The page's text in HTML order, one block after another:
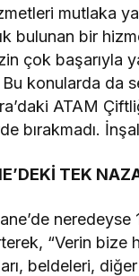
mutlaka
bulunan bir
çok başarıyla
konularda da
ATAM
bırakmadı.
TEK
neredeyse
“Verin bize
beldeleri,